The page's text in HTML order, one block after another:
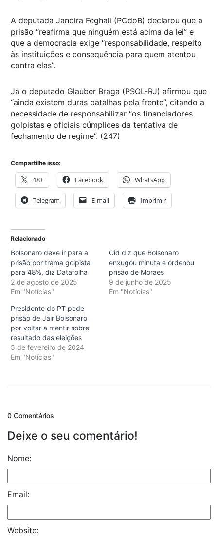
A deputada Jandira Feghali (PCdoB) declarou que a
prisão “reafirma que ninguém está acima da lei” e
que a democracia exige “responsabilidade, respeito
às instituições e consequência para quem atentou
contra elas”.
Já o deputado Glauber Braga (PSOL-RJ) afirmou que
“ainda existem duras batalhas pela frente”, citando a
necessidade de responsabilizar “os financiadores
golpistas e oficiais cúmplices da tentativa de
fechamento de regime”. (247)
Compartilhe isso:
18+ Facebook WhatsApp
Telegram E-mail Imprimir
Relacionado
Bolsonaro deve ir para a
prisão por trama golpista
para 48%, diz Datafolha
2 de agosto de 2025
Em "Notícias"
Cid diz que Bolsonaro
enxugou minuta e ordenou
prisão de Moraes
9 de junho de 2025
Em "Notícias"
Presidente do PT pede
prisão de Jair Bolsonaro
por voltar a mentir sobre
resultado das eleições
5 de fevereiro de 2024
Em "Notícias"
0 Comentários
Deixe o seu comentário!
Nome:
Email:
Website: